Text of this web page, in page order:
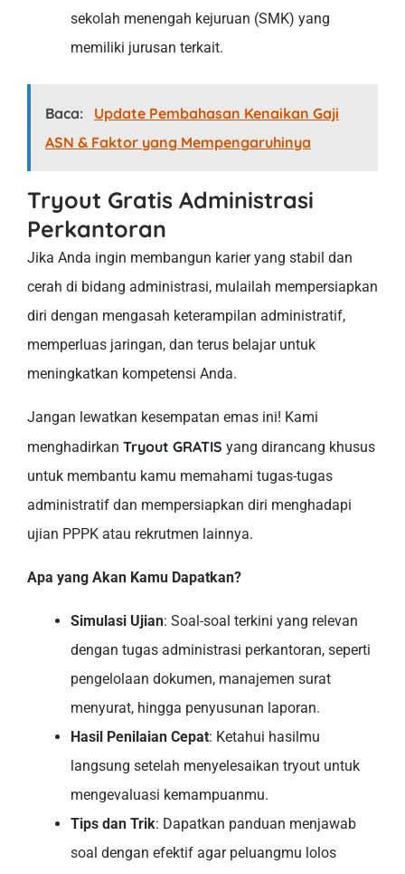
sekolah menengah kejuruan (SMK) yang
memiliki jurusan terkait.
Baca:
Update Pembahasan Kenaikan Gaji
ASN & Faktor yang Mempengaruhinya
Tryout Gratis Administrasi
Perkantoran
Jika Anda ingin membangun karier yang stabil dan
cerah di bidang administrasi, mulailah mempersiapkan
diri dengan mengasah keterampilan administratif,
memperluas jaringan, dan terus belajar untuk
meningkatkan kompetensi Anda.
Jangan lewatkan kesempatan emas ini! Kami
menghadirkan Tryout GRATIS yang dirancang khusus
untuk membantu kamu memahami tugas-tugas
administratif dan mempersiapkan diri menghadapi
ujian PPPK atau rekrutmen lainnya.
Apa yang Akan Kamu Dapatkan?
Simulasi Ujian: Soal-soal terkini yang relevan
dengan tugas administrasi perkantoran, seperti
pengelolaan dokumen, manajemen surat
menyurat, hingga penyusunan laporan.
Hasil Penilaian Cepat: Ketahui hasilmu
langsung setelah menyelesaikan tryout untuk
mengevaluasi kemampuanmu.
Tips dan Trik: Dapatkan panduan menjawab
soal dengan efektif agar peluangmu lolos